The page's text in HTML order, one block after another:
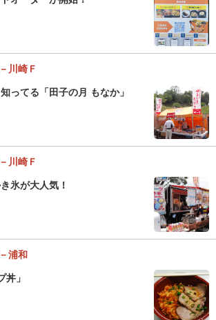
川崎Ｆ
ってる「田子の月 もなか」
川崎Ｆ
氷が大人気！
浦和
」